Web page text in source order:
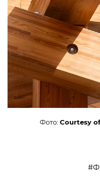
Фото: Courtesy